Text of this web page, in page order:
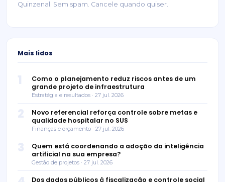
Quinzenal. Sem spam. Cancele quando quiser.
Mais lidos
Como o planejamento reduz riscos antes de um
grande projeto de infraestrutura
Estratégia e resultados · 27 jul. 2026
Novo referencial reforça controle sobre metas e
qualidade hospitalar no SUS
Finanças e orçamento · 27 jul. 2026
Quem está coordenando a adoção da inteligência
artificial na sua empresa?
Gestão de projetos · 27 jul. 2026
Dos dados públicos à fiscalização e controle social